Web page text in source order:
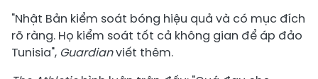
"Nhật Bản kiểm soát bóng hiệu quả và có mục đích
rõ ràng. Họ kiểm soát tốt cả không gian để áp đảo
Tunisia", Guardianviết thêm.